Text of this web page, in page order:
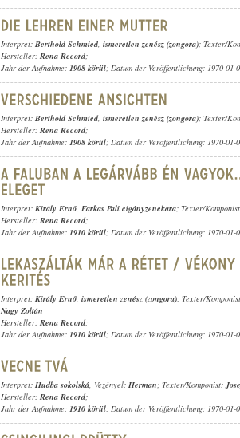
Interpret: Berthold Schmied, ismeretlen zenész (zongora); Texter/
Hersteller: Rena Record;
Jahr der Aufnahme: 1908 körül; Datum der Veröffentlichung: 1970-01-
Interpret: Berthold Schmied, ismeretlen zenész (zongora); Texter/
Hersteller: Rena Record;
Jahr der Aufnahme: 1908 körül; Datum der Veröffentlichung: 1970-01-
Interpret: Király Ernő, Farkas Pali cigányzenekara; Texter/
Hersteller: Rena Record;
Jahr der Aufnahme: 1910 körül; Datum der Veröffentlichung: 1970-01-
Interpret: Király Ernő, ismeretlen zenész (zongora); Texter/
Nagy Zoltán
Hersteller: Rena Record;
Jahr der Aufnahme: 1910 körül; Datum der Veröffentlichung: 1970-01-
Interpret: Hudba sokolská, Vezényel: Herman; Texter/Komponist:
Hersteller: Rena Record;
Jahr der Aufnahme: 1910 körül; Datum der Veröffentlichung: 1970-01-